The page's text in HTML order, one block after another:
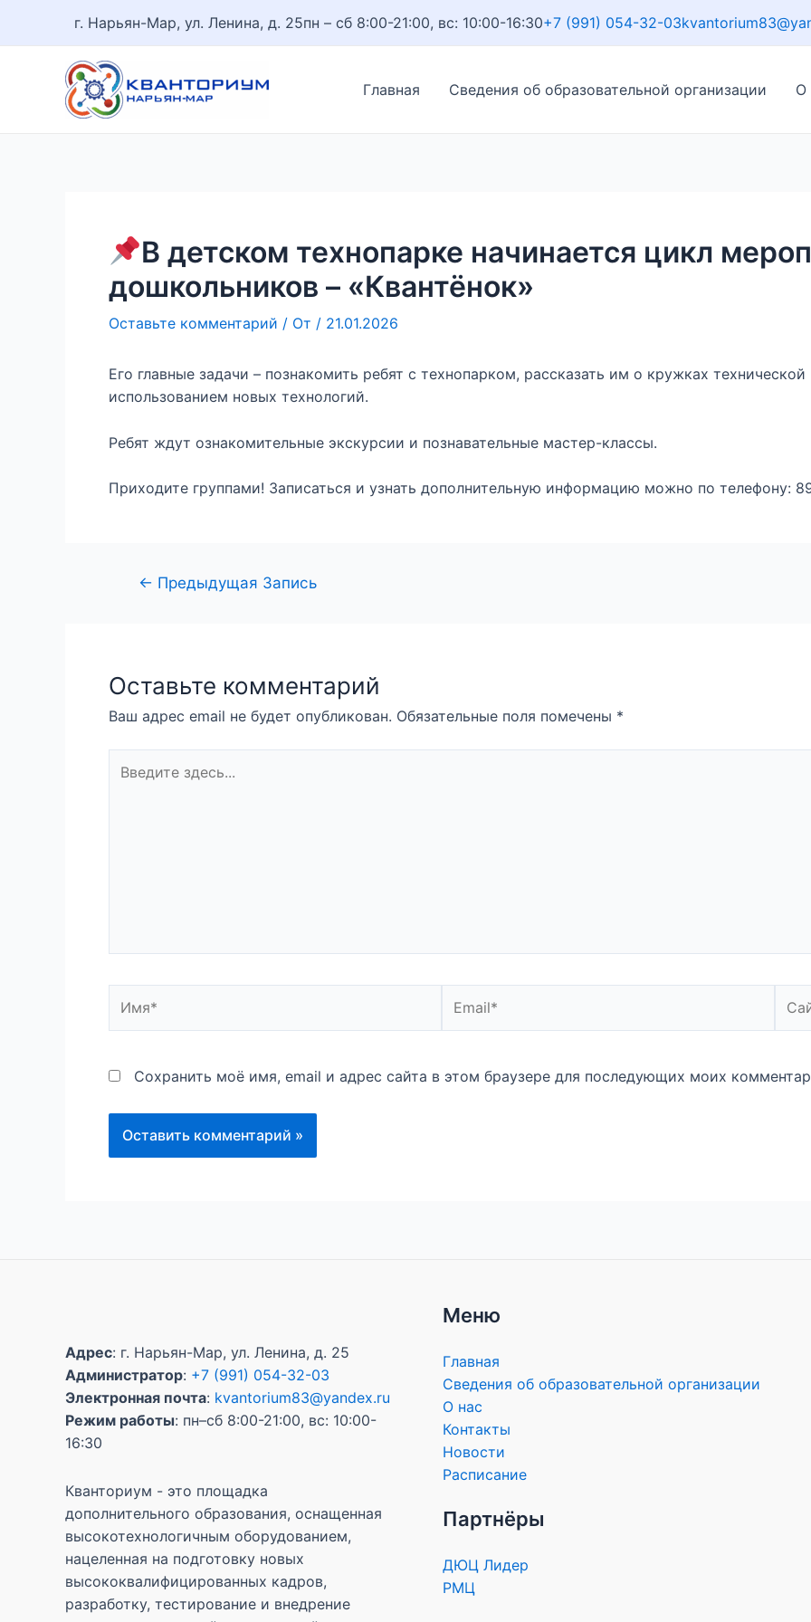
г. Нарьян-Мар, ул. Ленина, д. 25пн – сб 8:00-21:00, вс: 10:00-16:30+7 (991) 054-32-03
Главная Сведения об образовательной организации О
В детском технопарке начинается цикл
дошкольников – «Квантёнок»
Оставьте комментарий / От / 21.01.2026
Его главные задачи – познакомить ребят с технопарком, рассказать им о кружках
использованием новых технологий.
Ребят ждут ознакомительные экскурсии и познавательные мастер-классы.
Приходите группами! Записаться и узнать дополнительную информацию можно по телефону:
по
← Предыдущая Запись
Оставьте комментарий
Ваш адрес email не будет опубликован. Обязательные поля помечены *
здесь...
Сохранить моё имя, email и адрес сайта в этом браузере для последующих моих
Адрес: г. Нарьян-Мар, ул. Ленина, д. 25
Администратор: +7 (991) 054-32-03
Электронная почта: kvantorium83@yandex.ru
Режим работы: пн–сб 8:00-21:00, вс: 10:00-
16:30
Кванториум - это площадка
дополнительного образования, оснащенная
высокотехнологичным оборудованием,
нацеленная на подготовку новых
высококвалифицированных кадров,
разработку, тестирование и внедрение
Меню
Главная
Сведения об образовательной организации
О нас
Контакты
Новости
Расписание
Партнёры
ДЮЦ Лидер
РМЦ